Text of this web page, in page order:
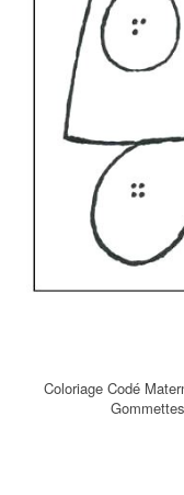
Coloriage Codé